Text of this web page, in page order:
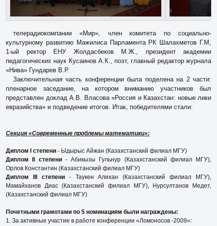
телерадиокомпании «Мир», член комитета по социально-
культурному развитию Мажилиса Парламента РК Шалахметов Г.М,
1-ый ректор ЕНУ Жолдасбеков М.Ж., президент академии
педагогических наук Кусаинов А.К., поэт, главный редактор журнала
«Нива» Гундарев В.Р.
Заключительная часть конференции была поделена на 2 части:
пленарное заседание, на котором вниманию участников был
представлен доклад А.В. Власова «Россия и Казахстан: новые лики
евразийства» и подведение итогов. Итак, победителями стали:
Секция «Современные проблемы математики»:
Диплом I степени - Ыдырыс Айжан (Казахстанский филиал МГУ)
Диплом II степени- Абикызы Гульнур (Казахстанский филиал МГУ),
Орлов Константин (Казахстанский филиал МГУ)
Диплом III степени- Таукен Алихан (Казахстанский филиал МГУ),
Мамайханов Диас (Казахстанский филиал МГУ), Нурсултанов Медет,
(Казахстанский филиал МГУ)
Почетными грамотами по 5 номинациям были награждены:
1. За активные участие в работе конференции «Ломоносов -2009»: